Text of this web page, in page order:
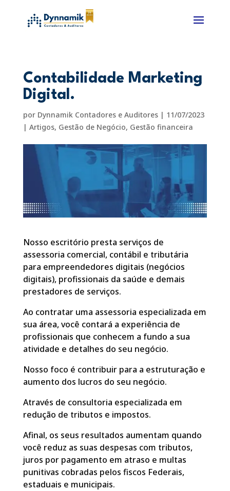
Contabilidade Marketing
Digital.
por Dynnamik Contadores e Auditores| 11/07/2023
| Artigos, Gestão de Negócio, Gestão financeira
Nosso escritório presta serviços de
assessoria comercial, contábil e tributária
para empreendedores digitais (negócios
digitais), profissionais da saúde e demais
prestadores de serviços.
Ao contratar uma assessoria especializada em
sua área, você contará a experiência de
profissionais que conhecem a fundo a sua
atividade e detalhes do seu negócio.
Nosso foco é contribuir para a estruturação e
aumento dos lucros do seu negócio.
Através de consultoria especializada em
redução de tributos e impostos.
Afinal, os seus resultados aumentam quando
você reduz as suas despesas com tributos,
juros por pagamento em atraso e multas
punitivas cobradas pelos fiscos Federais,
estaduais e municipais.